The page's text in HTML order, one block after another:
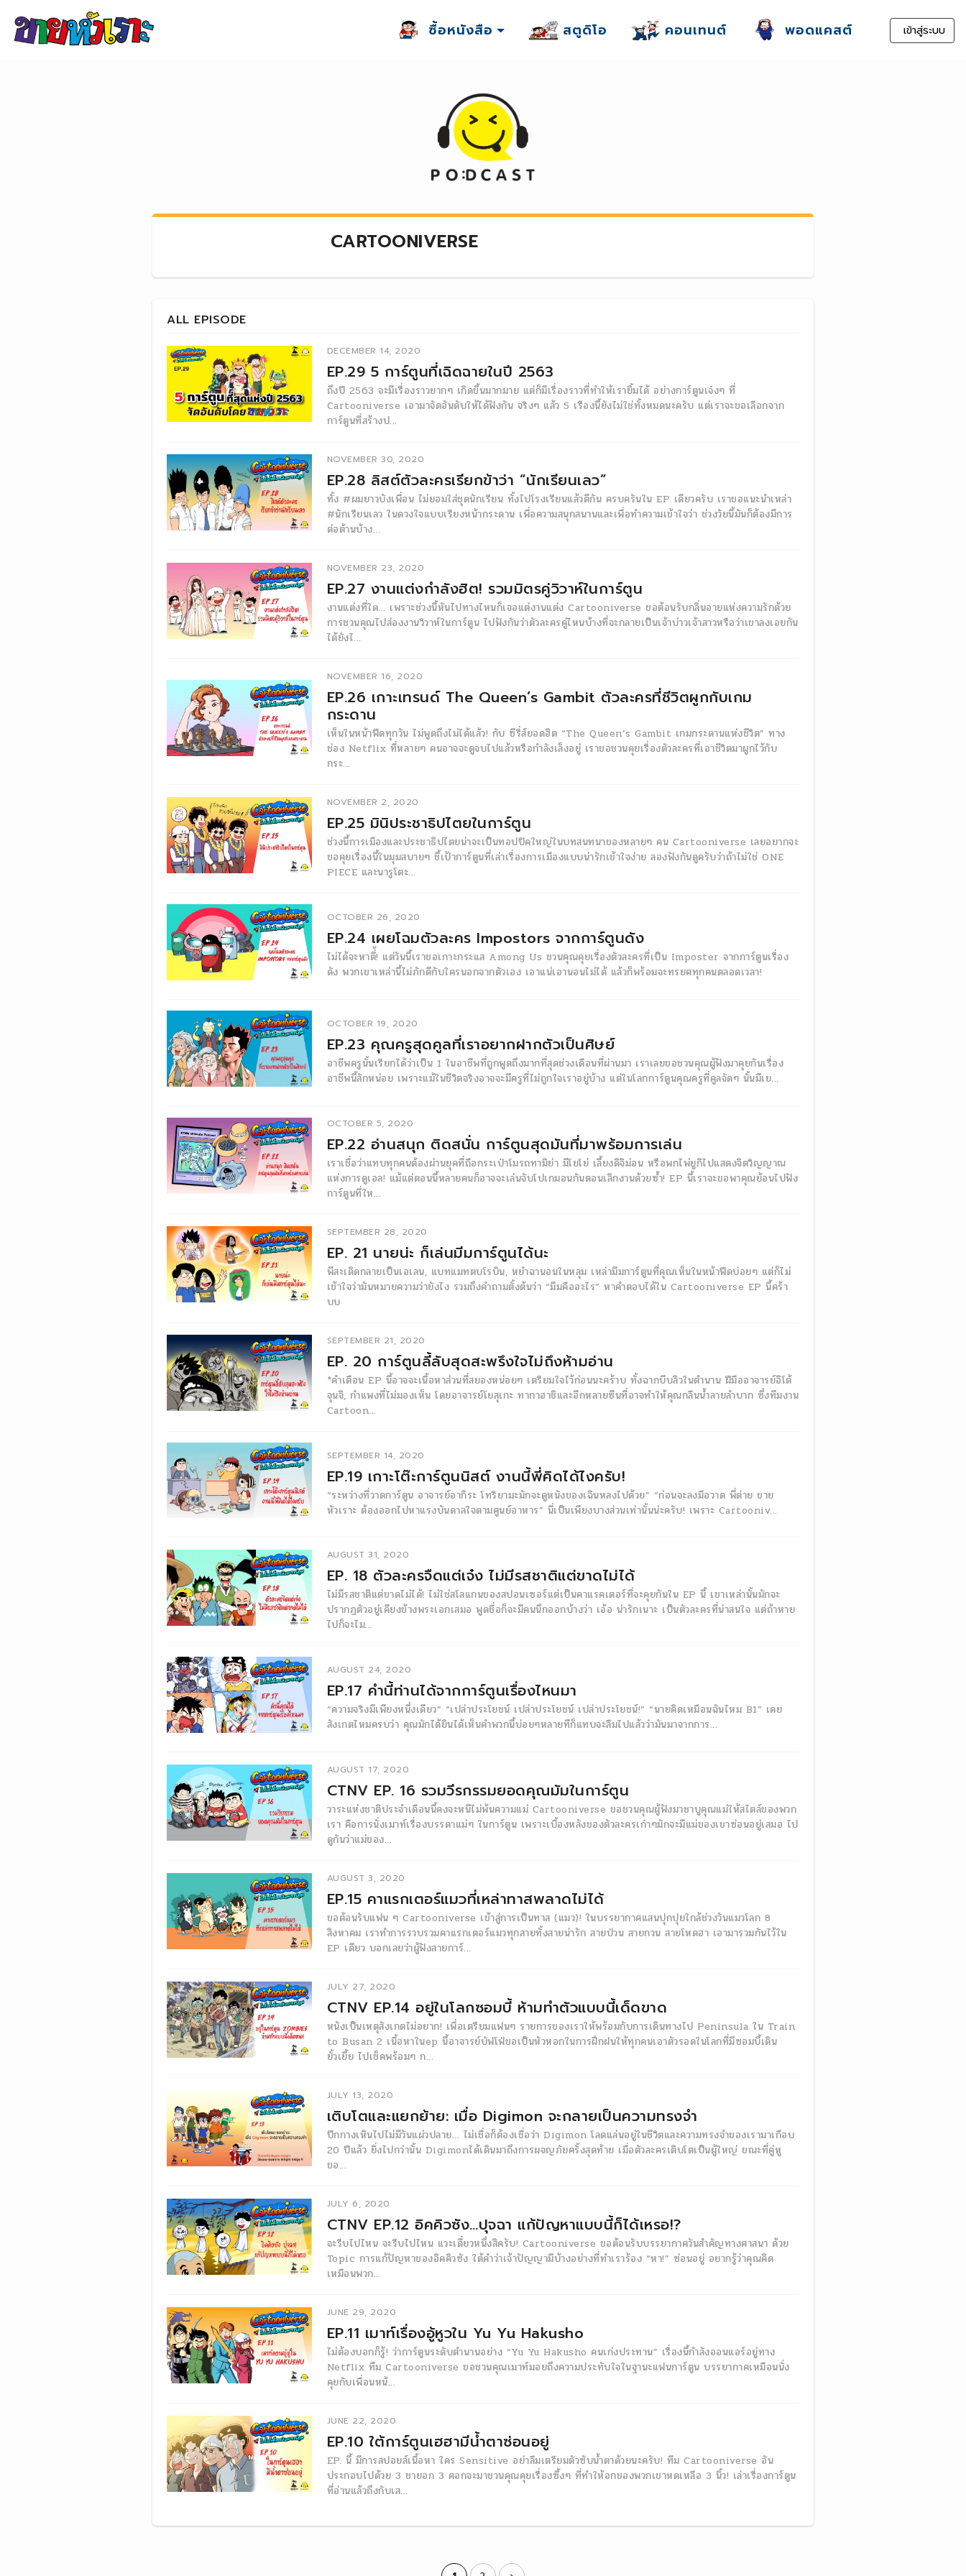
Skip to content
ซื้อหนังสือ สตูดิโอ คอนเทนต์ พอดแคสต์ เข้าสู่ระบบ
CARTOONIVERSE
ALL EPISODE
DECEMBER 14, 2020
EP.29 5 การ์ตูนที่เฉิดฉายในปี 2563
ถึงปี 2563 จะมีเรื่องราวยากๆ เกิดขึ้นมากมาย แต่ก็มีเรื่องราวที่ทำให้เรายิ้มได้ อย่างการ์ตูนเจ๋งๆ ที่
Cartooniverse เอามาจัดอันดับให้ได้ฟังกัน จริงๆ แล้ว 5 เรืองนี้ยังไม่ใช่ทั้งหมดนะครับ แต่เราจะขอเลือกจาก
การ์ตูนที่สร้างป...
NOVEMBER 30, 2020
EP.28 ลิสต์ตัวละครเรียกข้าว่า “นักเรียนเลว”
ทั้ง #ผมยาวบังเพื่อน ไม่ยอมใส่ชุดนักเรียน ทั้งไปโรงเรียนแล้วตีกัน ครบครันใน EP เดียวครับ เราขอแนะนำเหล่า
#นักเรียนเลว ในดวงใจแบบเรียงหน้ากระดาน เพื่อความสนุกสนานและเพื่อทำความเข้าใจว่า ช่วงวัยนี้มันก็ต้องมีการ
ต่อต้านบ้าง...
NOVEMBER 23, 2020
EP.27 งานแต่งกำลังฮิต! รวมมิตรคู่วิวาห์ในการ์ตูน
งานแต่งที่ใด… เพราะช่วงนี้หันไปทางไหนก็เจอแต่งานแต่ง Cartooniverse ขอต้อนรับกลิ่นอายแห่งความรักด้วย
การชวนคุณไปส่องงานวิวาห์ในการ์ตูน ไปฟังกันว่าตัวละครคู่ไหนบ้างที่จะกลายเป็นเจ้าบ่าวเจ้าสาวหรือว่าเขาลงเอยกัน
ได้ยังไ...
NOVEMBER 16, 2020
EP.26 เกาะเทรนด์ The Queen’s Gambit ตัวละครที่ชีวิตผูกกับเกม
กระดาน
เห็นในหน้าฟีดทุกวัน ไม่พูดถึงไม่ได้แล้ว! กับ ซีรี่ส์ยอดฮิต “The Queen’s Gambit เกมกระดานแห่งชีวิต” ทาง
ช่อง Netflix ที่หลายๆ คนอาจจะดูจบไปแล้วหรือกำลังเล็งอยู่ เราขอชวนคุยเรื่องตัวละครที่เอาชีวิตมาผูกไว้กับ
กระ...
NOVEMBER 2, 2020
EP.25 มินิประชาธิปไตยในการ์ตูน
ช่วงนี้การเมืองและประชาธิปไตยน่าจะเป็นทอปปิคใหญ่ในบทสนทนาของหลายๆ คน Cartooniverse เลยอยากจะ
ขอคุยเรื่องนี้ในมุมสบายๆ ชี้เป้าการ์ตูนที่เล่าเรื่องการเมืองแบบน่ารักเข้าใจง่าย ลองฟังกันดูครับว่าถ้าไม่ใช่ ONE
PIECE และนารูโตะ...
OCTOBER 26, 2020
EP.24 เผยโฉมตัวละคร Impostors จากการ์ตูนดัง
ไม่ได้จะหาตี่้! แต่วันนี้เราขอเกาะกระแส Among Us ชวนคุณคุยเรื่องตัวละครที่เป็น Imposter จากการ์ตูนเรื่อง
ดัง พวกเขาเหล่านี้ไม่ภักดีกับใครนอกจากตัวเอง เอาแน่เอานอนไม่ได้ แล้วก็พร้อมจะทรยศทุกคนตลอดเวลา!
OCTOBER 19, 2020
EP.23 คุณครูสุดคูลที่เราอยากฝากตัวเป็นศิษย์
อาชีพครูนั้นเรียกได้ว่าเป็น 1 ในอาชีพที่ถูกพูดถึงมากที่สุดช่วงเดือนที่ผ่านมา เราเลยขอชวนคุณผู้ฟังมาคุยกันเรื่อง
อาชีพนี้สักหน่อย เพราะแม้ในชีวิตจริงอาจจะมีครูที่ไม่ถูกใจเราอยู่บ้าง แต่ในโลกการ์ตูนคุณครูที่คูลจัดๆ นั้นมีเย...
OCTOBER 5, 2020
EP.22 อ่านสนุก ติดสนั่น การ์ตูนสุดมันที่มาพร้อมการเล่น
เราเชื่อว่าแทบทุกคนต้องผ่านยุคที่ถือกระเป๋าโมรถทามิย่า มีโยโย่ เลี้ยงดิจิม่อน หรือพกไพ่ยูกิไปแสดงจิตวิญญาณ
แห่งการดูเอล! แม้แต่ตอนนี้หลายคนก็อาจจะเล่นจับโปเกมอนกันตอนเลิกงานด้วยซ้ำ! EP นี้เราจะขอพาคุณย้อนไปฟัง
การ์ตูนที่ให...
SEPTEMBER 28, 2020
EP. 21 นายน่ะ ก็เล่นมีมการ์ตูนได้นะ
พีสะเดิดกลายเป็นเอเลน, แบทแมทตบโรบิน, หยำฉานอนในหลุม เหล่ามีมการ์ตูนที่คุณเห็นในหน้าฟีดบ่อยๆ แต่ก็ไม่
เข้าใจว่ามันหมายความว่ายังไง รวมถึงคำถามตั้งต้นว่า “มีมคืออะไร” หาคำตอบได้ใน Cartooniverse EP นี้คร้า
บบ
SEPTEMBER 21, 2020
EP. 20 การ์ตูนลี้ลับสุดสะพรึงใจไม่ถึงห้ามอ่าน
*คำเตือน EP นี้อาจจะเนื้อหาส่วนที่สยองหน่อยๆ เตรียมใจไว้ก่อนนะคร้าบ ทั้งฉากบีบสิวในตำนาน ฝีมืออาจารย์อิโต้
จุนจิ, กำแพงที่ไม่มองเห็น โดยอาจารย์โยสุเกะ ทากาฮาชิและอีกหลายซีนที่อาจทำให้คุณกลืนน้ำลายลำบาก ซึ่งทีมงาน
Cartoon...
SEPTEMBER 14, 2020
EP.19 เกาะโต๊ะการ์ตูนนิสต์ งานนี้พี่คิดได้ไงครับ!
“ระหว่างที่วาดการ์ตูน อาจารย์อากิระ โทริยามะมักจะดูหนังของเฉินหลงไปด้วย” “ก่อนจะลงมือวาด พี่ต่าย ขาย
หัวเราะ ต้องออกไปหาแรงบันดาลใจตามศูนย์อาหาร” นี่เป็นเพียงบางส่วนเท่านั้นน่ะครับ! เพราะ Cartooniv...
AUGUST 31, 2020
EP. 18 ตัวละครจืดแต่เจ๋ง ไม่มีรสชาติแต่ขาดไม่ได้
ไม่มีรสชาติแต่ขาดไม่ได้! ไม่ใช่สโลแกนของสปอนเซอร์แต่เป็นคาแรคเตอร์ที่จะคุยกันใน EP นี้ เขาเหล่านั้นมักจะ
ปรากฏตัวอยู่เคียงข้างพระเอกเสมอ พูดชื่อก็จะมีคนนึกออกบ้างว่า เอ้อ น่ารักเนาะ เป็นตัวละครที่น่าสนใจ แต่ถ้าหาย
ไปก็จะไม...
AUGUST 24, 2020
EP.17 คำนี้ท่านได้จากการ์ตูนเรื่องไหนมา
“ความจริงมีเพียงหนึ่งเดียว” “เปล่าประโยชน์ เปล่าประโยชน์ เปล่าประโยชน์!” “นายคิดเหมือนฉันไหม B1” เคย
สังเกตไหมครบว่า คุณมักได้ยินได้เห็นคำพวกนี้บ่อยๆหลายทีก็แทบจะลืมไปแล้วว่ามันมาจากการ...
AUGUST 17, 2020
CTNV EP. 16 รวมวีรกรรมยอดคุณมัมในการ์ตูน
วาระแห่งชาติประจำเดือนนี้คงจะหนีไม่พ้นความแม่ Cartooniverse ขอชวนคุณผู้ฟังมาชาบูคุณแม่ให้สไตล์ของพวก
เรา คือการนั่งเมาท์เรื่องบรรดาแม่ๆ ในการ์ตูน เพราะเบื้องหลังของตัวละครเก๋าๆมักจะมีแม่ของเขาซ่อนอยู่เสมอ ไป
ดูกันว่าแม่ของ...
AUGUST 3, 2020
EP.15 คาแรกเตอร์แมวที่เหล่าทาสพลาดไม่ได้
ขอต้อนรับแฟน ๆ Cartooniverse เข้าสู่การเป็นทาส (แมว)! ในบรรยากาศแสนปุกปุยใกล้ช่วงวันแมวโลก 8
สิงหาคม เราทำการรวบรวมคาแรกเตอร์แมวทุกสายทั้งสายน่ารัก สายป่วน สายกวน สายโหดฮา เอามารวมกันไว้ใน
EP เดียว บอกเลยว่าผู้ฟังสายการ์...
JULY 27, 2020
CTNV EP.14 อยู่ในโลกซอมบี้ ห้ามทำตัวแบบนี้เด็ดขาด
หนังเป็นเหตุสังเกตไม่อยาก! เพื่อเตรียมแฟนๆ รายการของเราให้พร้อมกับการเดินทางไป Peninsula ใน Train
to Busan 2 เนื้อหาในep นี้อาจารย์บัฟโฟ่ขอเป็นหัวหอกในการฝึกฝนให้ทุกคนเอาตัวรอดในโลกที่มีซอมบี้เดิน
ยั้วเยี้ย ไปเช็คพร้อมๆ ก...
JULY 13, 2020
เติบโตและแยกย้าย: เมื่อ Digimon จะกลายเป็นความทรงจำ
ปีกกางเหินไปไม่มีวันแผ่วปลาย… ไม่เชื่อก็ต้องเชื่อว่า Digimon โลดแล่นอยู่ในชีวิตและความทรงจำของเรามาเกือบ
20 ปีแล้ว ยิ่งไปกว่านั้น Digimonได้เดินมาถึงการผจญภัยครั้งสุดท้าย เมื่อตัวละครเติบโตเป็นผู้ใหญ่ ขณะที่คู่หู
ขอ...
JULY 6, 2020
CTNV EP.12 อิคคิวซัง…ปุจฉา แก้ปัญหาแบบนี้ก็ได้เหรอ!?
จะรีบไปไหน จะรีบไปไหน แวะเดี๋ยวหนึ่งสิครับ! Cartooniverse ขอต้อนรับบรรยากาศวันสำคัญทางศาสนา ด้วย
Topic การแก้ปัญหาของอิคคิวซัง ใต้คำว่าเจ้าปัญญามีบ้างอย่างที่ทำเราร้อง “หา!” ซ่อนอยู่ อยากรู้ว่าคุณคิด
เหมือนพวก...
JUNE 29, 2020
EP.11 เมาท์เรื่องอู้หูวใน Yu Yu Hakusho
ไม่ต้องบอกก็รู้! ว่าการ์ตูนระดับตำนานอย่าง “Yu Yu Hakusho คนเก่งประทาน” เรื่องนี้กำลังออนแอร์อยู่ทาง
Netflix ทีม Cartooniverse ขอชวนคุณเมาท์มอยถึงความประทับใจในฐานะแฟนการ์ตูน บรรยากาศเหมือนนั่ง
คุยกับเพื่อนหน้...
JUNE 22, 2020
EP.10 ใต้การ์ตูนเฮฮามีน้ำตาซ่อนอยู่
EP. นี้ มีการสปอยล์เนื้อหา ใคร Sensitive อย่าลืมเตรียมตัวซับน้ำตาด้วยนะครับ! ทีม Cartooniverse อัน
ประกอบไปด้วย 3 ชายอก 3 ศอกจะมาชวนคุณคุยเรื่องซึ้งๆ ที่ทำให้อกของพวกเขาหดเหลือ 3 นิ้ว! เล่าเรื่องการ์ตูน
ที่อ่านแล้วถึงกับเส...